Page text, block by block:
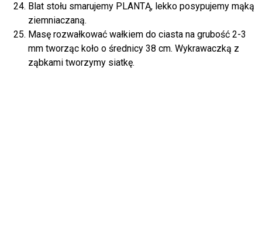
Blat stołu smarujemy PLANTĄ, lekko posypujemy mąką
ziemniaczaną.
Masę rozwałkować wałkiem do ciasta na grubość 2-3
mm tworząc koło o średnicy 38 cm. Wykrawaczką z
ząbkami tworzymy siatkę.